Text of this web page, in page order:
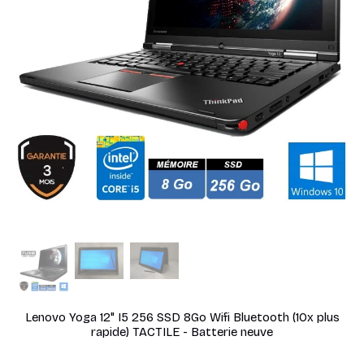
Lenovo Yoga 12" I5 256 SSD 8Go Wifi Bluetooth (10x plus
rapide) TACTILE - Batterie neuve